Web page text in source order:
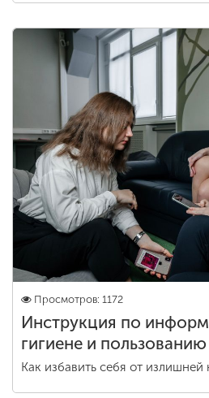
Просмотров: 1172
Инструкция по
гигиене и
Как избавить себя от